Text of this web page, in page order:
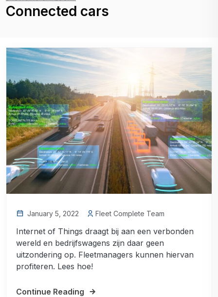
Connected cars
January 5, 2022 Fleet Complete Team
Internet of Things draagt bij aan een verbonden
wereld en bedrijfswagens zijn daar geen
uitzondering op. Fleetmanagers kunnen hiervan
profiteren. Lees hoe!
Continue Reading